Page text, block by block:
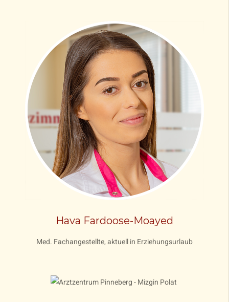
Hava Fardoose-Moayed
Med. Fachangestellte, aktuell in Erziehungsurlaub